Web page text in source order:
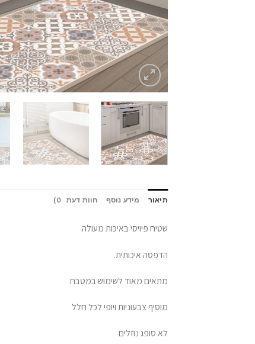
תיאור מידע נוסף חוות דעת (0)
שטיח פיויסי באיכות מעולה
הדפסה איכותית.
מתאים מאוד לשימוש במטבח
מוסיף צבעוניות ויופי לכל חלל
לא סופג נוזלים